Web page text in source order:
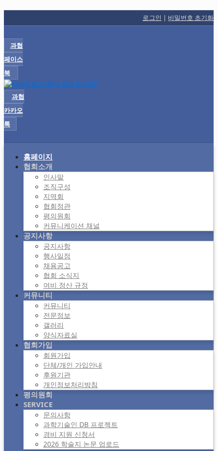
로그인 | 비밀번호 초기화
과협
페이스
북
과협
카카오
톡
홈페이지
협회소개
인사말
조직구성
지역회
협회정관
평의원회
커뮤니케이션 채널
공지사항
공지사항
행사일정
채용공고
협회 소식지
여비 정산 규정
커뮤니티
커뮤니티
전문정보
갤러리
양식자료실
협회가입
회원가입
단체/개인 가입안내
후원기관
개인정보처리방침
평의원회
SERVICE
문의사항
과학기술인 DB 프로젝트
경비 지원 신청서
2026 학술지 논문 업로드